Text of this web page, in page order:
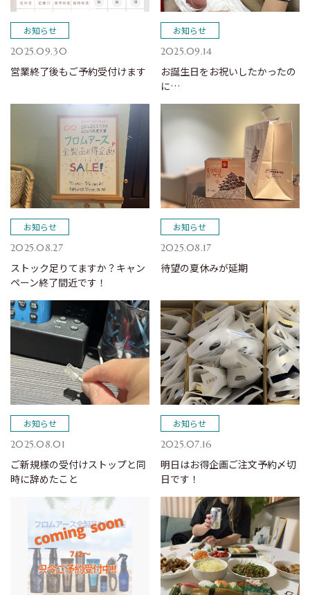
お知らせ
2025.09.30
営業終了後もご予約受付けます
お知らせ
2025.09.14
お誕生日をお祝いしたかったの
に…
お知らせ
2025.08.27
ストック足りてますか？キャン
ペーン終了間近です！
お知らせ
2025.08.17
待望の夏休みが延期
お知らせ
2025.08.01
ご新規様の受付けストップと同
時に辞めたこと
お知らせ
2025.07.16
明日はお得企画ご注文予約〆切
日です！